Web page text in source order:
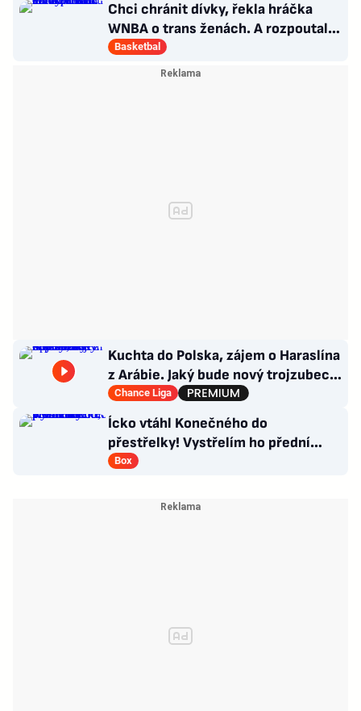
Chci chránit dívky, řekla hráčka
WNBA o trans ženách. A rozpoutala
kulturní válku
Basketbal
Kuchta do Polska, zájem o Haraslína
z Arábie. Jaký bude nový trojzubec
Sparty a co kapitánství?
Chance Liga
Ícko vtáhl Konečného do
přestřelky! Vystřelím ho přední
rukou, věří influencer v senzaci
Box